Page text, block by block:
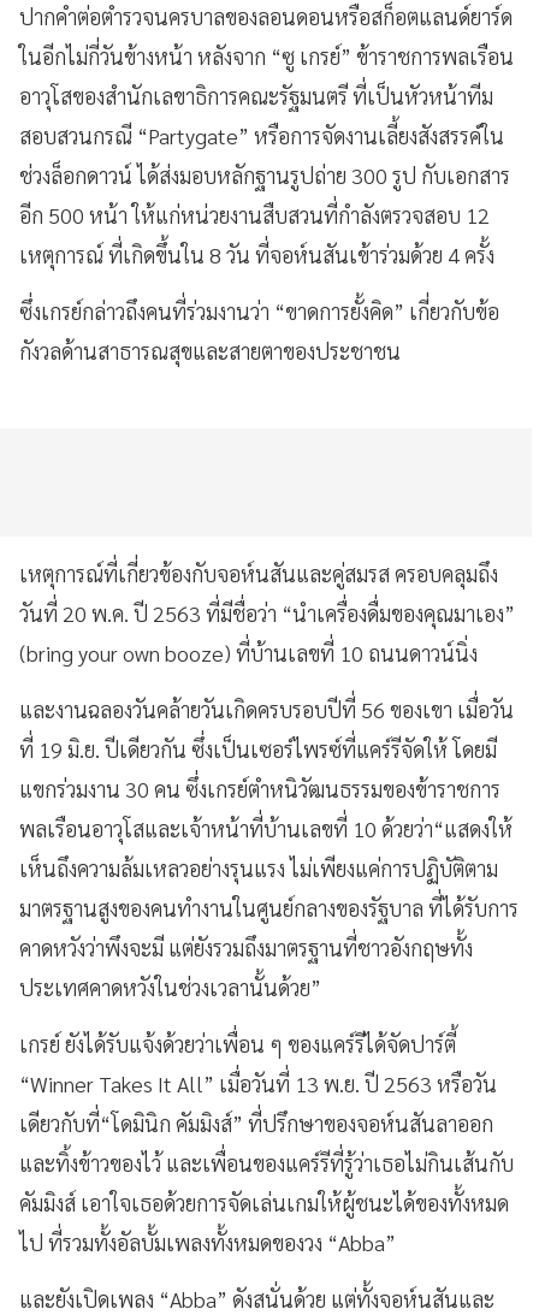
ปากคำต่อตำรวจนครบาลของลอนดอนหรือสก็อตแลนด์ยาร์ด
ในอีกไม่กี่วันข้างหน้า หลังจาก “ซู เกรย์” ข้าราชการพลเรือน
อาวุโสของสำนักเลขาธิการคณะรัฐมนตรี ที่เป็นหัวหน้าทีม
สอบสวนกรณี “Partygate” หรือการจัดงานเลี้ยงสังสรรค์ใน
ช่วงล็อกดาวน์ ได้ส่งมอบหลักฐานรูปถ่าย 300 รูป กับเอกสาร
อีก 500 หน้า ให้แก่หน่วยงานสืบสวนที่กำลังตรวจสอบ 12
เหตุการณ์ ที่เกิดขึ้นใน 8 วัน ที่จอห์นสันเข้าร่วมด้วย 4 ครั้ง
ซึ่งเกรย์กล่าวถึงคนที่ร่วมงานว่า “ขาดการยั้งคิด” เกี่ยวกับข้อ
กังวลด้านสาธารณสุขและสายตาของประชาชน
เหตุการณ์ที่เกี่ยวข้องกับจอห์นสันและคู่สมรส ครอบคลุมถึง
วันที่ 20 พ.ค. ปี 2563 ที่มีชื่อว่า “นำเครื่องดื่มของคุณมาเอง”
(bring your own booze) ที่บ้านเลขที่ 10 ถนนดาวน์นิ่ง
และงานฉลองวันคล้ายวันเกิดครบรอบปีที่ 56 ของเขา เมื่อวัน
ที่ 19 มิ.ย. ปีเดียวกัน ซึ่งเป็นเซอร์ไพรซ์ที่แคร์รีจัดให้ โดยมี
แขกร่วมงาน 30 คน ซึ่งเกรย์ตำหนิวัฒนธรรมของข้าราชการ
พลเรือนอาวุโสและเจ้าหน้าที่บ้านเลขที่ 10 ด้วยว่า“แสดงให้
เห็นถึงความล้มเหลวอย่างรุนแรง ไม่เพียงแค่การปฏิบัติตาม
มาตรฐานสูงของคนทำงานในศูนย์กลางของรัฐบาล ที่ได้รับการ
คาดหวังว่าพึงจะมี แต่ยังรวมถึงมาตรฐานที่ชาวอังกฤษทั้ง
ประเทศคาดหวังในช่วงเวลานั้นด้วย”
เกรย์ ยังได้รับแจ้งด้วยว่าเพื่อน ๆ ของแคร์รีได้จัดปาร์ตี้
“Winner Takes It All” เมื่อวันที่ 13 พ.ย. ปี 2563 หรือวัน
เดียวกับที่“โดมินิก คัมมิงส์” ที่ปรึกษาของจอห์นสันลาออก
และทิ้งข้าวของไว้ และเพื่อนของแคร์รีที่รู้ว่าเธอไม่กินเส้นกับ
คัมมิงส์ เอาใจเธอด้วยการจัดเล่นเกมให้ผู้ชนะได้ของทั้งหมด
ไป ที่รวมทั้งอัลบั้มเพลงทั้งหมดของวง “Abba”
และยังเปิดเพลง “Abba” ดังสนั่นด้วย แต่ทั้งจอห์นสันและ